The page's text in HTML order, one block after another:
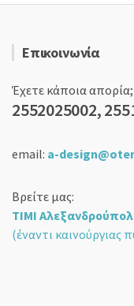
Επικοινωνία
Έχετε κάποια
2552025002,
email: a-
Βρείτε μας:
ΤΙΜΙ
(έναντι καινούργιας